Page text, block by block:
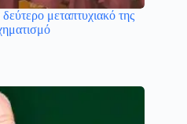
μεταπτυχιακό της